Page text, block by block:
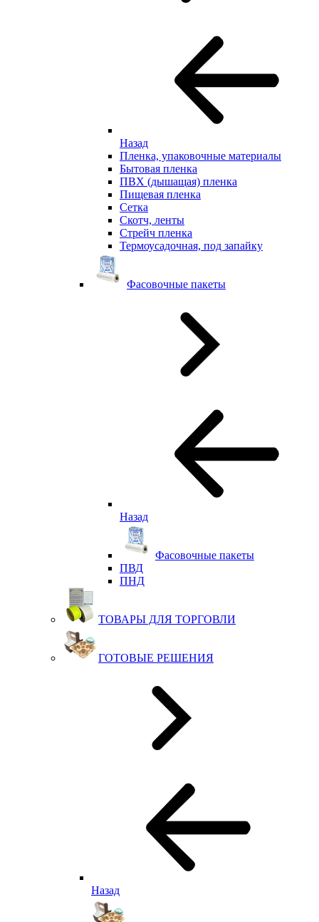
Назад
Пленка, упаковочные материалы
Бытовая пленка
ПВХ (дышащая) пленка
Пищевая пленка
Сетка
Скотч, ленты
Стрейч пленка
Термоусадочная, под запайку
Фасовочные пакеты
Назад
Фасовочные пакеты
ПВД
ПНД
ТОВАРЫ ДЛЯ ТОРГОВЛИ
ГОТОВЫЕ РЕШЕНИЯ
Назад